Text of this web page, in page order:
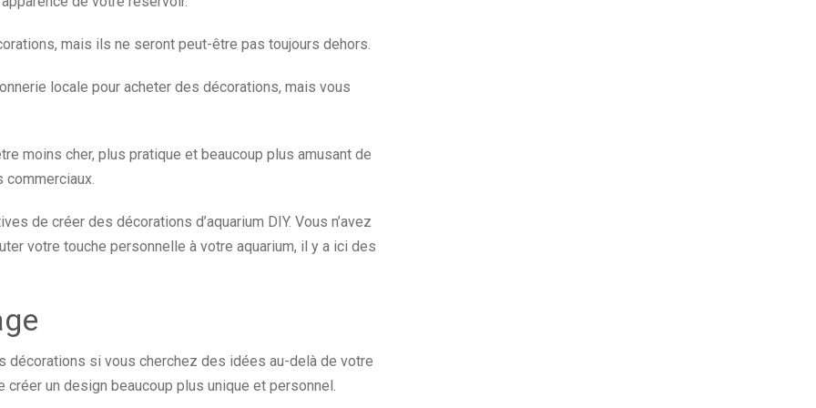
mais ils ne seront peut-être pas toujours dehors.
locale pour acheter des décorations, mais vous
moins cher, plus pratique et beaucoup plus amusant de
de créer des décorations d’aquarium DIY. Vous n’avez
votre touche personnelle à votre aquarium, il y a ici des
décorations si vous cherchez des idées au-delà de votre
un design beaucoup plus unique et personnel.